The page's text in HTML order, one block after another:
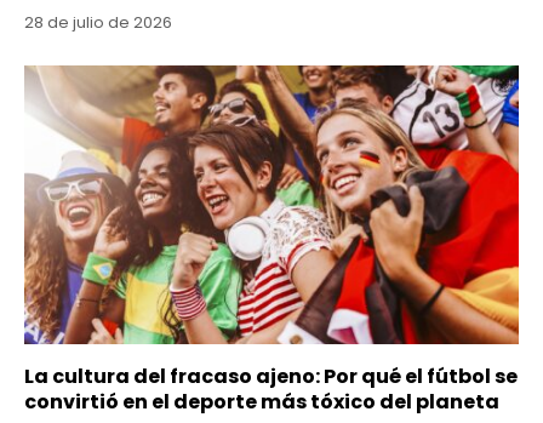
28 de julio de 2026
La cultura del fracaso ajeno: Por qué el fútbol se
convirtió en el deporte más tóxico del planeta